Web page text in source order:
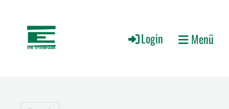
Login Menü